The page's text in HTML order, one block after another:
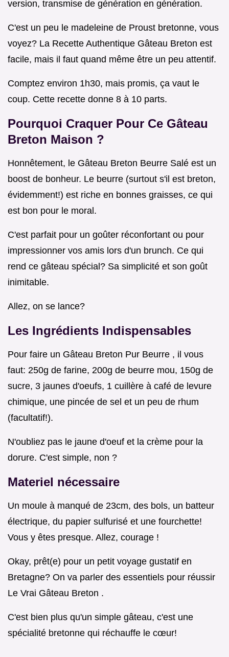
version, transmise de génération en génération.
C'est un peu le madeleine de Proust bretonne, vous
voyez? La Recette Authentique Gâteau Breton est
facile, mais il faut quand même être un peu attentif.
Comptez environ 1h30, mais promis, ça vaut le
coup. Cette recette donne 8 à 10 parts.
Pourquoi Craquer Pour Ce Gâteau
Breton Maison ?
Honnêtement, le Gâteau Breton Beurre Salé est un
boost de bonheur. Le beurre (surtout s'il est breton,
évidemment!) est riche en bonnes graisses, ce qui
est bon pour le moral.
C'est parfait pour un goûter réconfortant ou pour
impressionner vos amis lors d'un brunch. Ce qui
rend ce gâteau spécial? Sa simplicité et son goût
inimitable.
Allez, on se lance?
Les Ingrédients Indispensables
Pour faire un Gâteau Breton Pur Beurre , il vous
faut: 250g de farine, 200g de beurre mou, 150g de
sucre, 3 jaunes d'oeufs, 1 cuillère à café de levure
chimique, une pincée de sel et un peu de rhum
(facultatif!).
N'oubliez pas le jaune d'oeuf et la crème pour la
dorure. C'est simple, non ?
Materiel nécessaire
Un moule à manqué de 23cm, des bols, un batteur
électrique, du papier sulfurisé et une fourchette!
Vous y êtes presque. Allez, courage !
Okay, prêt(e) pour un petit voyage gustatif en
Bretagne? On va parler des essentiels pour réussir
Le Vrai Gâteau Breton .
C'est bien plus qu'un simple gâteau, c'est une
spécialité bretonne qui réchauffe le cœur!